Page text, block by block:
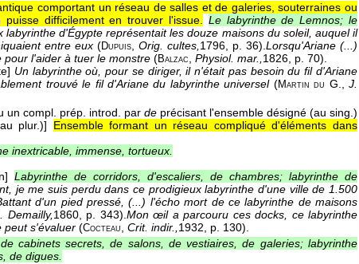
comportant un réseau de salles et de galeries, souterraines ou
difficilement en trouver l'issue. Le labyrinthe de Lemnos; le
labyrinthe d'Égypte représentait les douze maisons du soleil, auquel il
entre eux (Dupuis, Orig. cultes,1796, p. 36).Lorsqu'Ariane (...)
l'aider à tuer le monstre (Balzac, Physiol. mar.,1826, p. 70).
Un labyrinthe où, pour se diriger, il n'était pas besoin du fil d'Ariane
trouvé le fil d'Ariane du labyrinthe universel (Martin du G., J.
un compl. prép. introd. par de précisant l'ensemble désigné (au sing.)
plur.)]
Ensemble formant un réseau compliqué d'éléments dans
inextricable, immense, tortueux.
Labyrinthe de corridors, d'escaliers, de chambres; labyrinthe de
je me suis perdu dans ce prodigieux labyrinthe d'une ville de 1.500
d'un pied pressé, (...) l'écho mort de ce labyrinthe de maisons
Demailly,1860, p. 343).Mon œil a parcouru ces docks, ce labyrinthe
peut s'évaluer (Cocteau, Crit. indir.,1932, p. 130).
cabinets secrets, de salons, de vestiaires, de galeries; labyrinthe
de digues.